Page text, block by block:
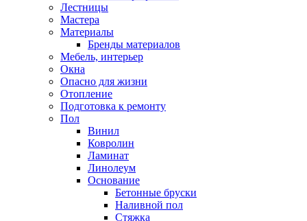
Лестницы
Мастера
Материалы
Бренды материалов
Мебель, интерьер
Окна
Опасно для жизни
Отопление
Подготовка к ремонту
Пол
Винил
Ковролин
Ламинат
Линолеум
Основание
Бетонные бруски
Наливной пол
Стяжка